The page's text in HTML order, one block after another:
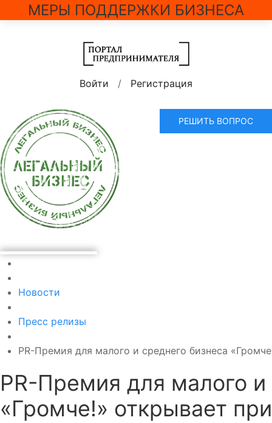
МЕРЫ ПОДДЕРЖКИ БИЗНЕСА
Войти / Регистрация
РЕШИТЬ ВОПРОС
Новости
Пресс релизы
PR-Премия для малого и среднего бизнеса
PR-Премия для малого и
«Громче!» открывает